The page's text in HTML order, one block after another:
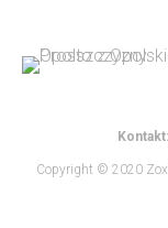
Kontakt:
Copyright © 2020